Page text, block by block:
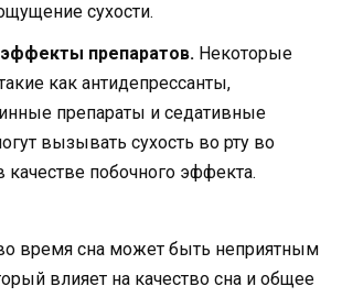
сухости.
препаратов. Некоторые
как антидепрессанты,
препараты и седативные
вызывать сухость во рту во
качестве побочного эффекта.
время сна может быть неприятным
влияет на качество сна и общее